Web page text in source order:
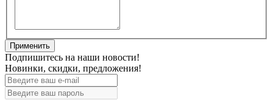
Подпишитесь на наши новости!
Новинки, скидки, предложения!